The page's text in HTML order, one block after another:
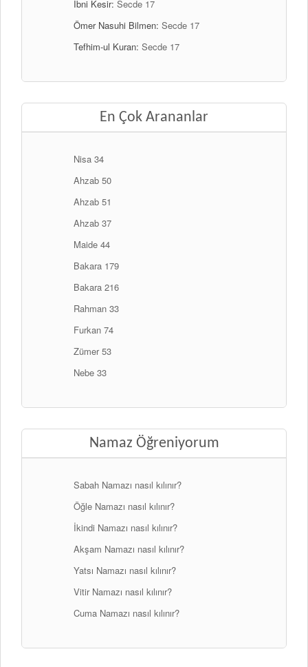
İbni Kesir: Secde 17
Ömer Nasuhi Bilmen: Secde 17
Tefhim-ul Kuran: Secde 17
En Çok Arananlar
Nisa 34
Ahzab 50
Ahzab 51
Ahzab 37
Maide 44
Bakara 179
Bakara 216
Rahman 33
Furkan 74
Zümer 53
Nebe 33
Namaz Öğreniyorum
Sabah Namazı nasıl kılınır?
Öğle Namazı nasıl kılınır?
İkindi Namazı nasıl kılınır?
Akşam Namazı nasıl kılınır?
Yatsı Namazı nasıl kılınır?
Vitir Namazı nasıl kılınır?
Cuma Namazı nasıl kılınır?